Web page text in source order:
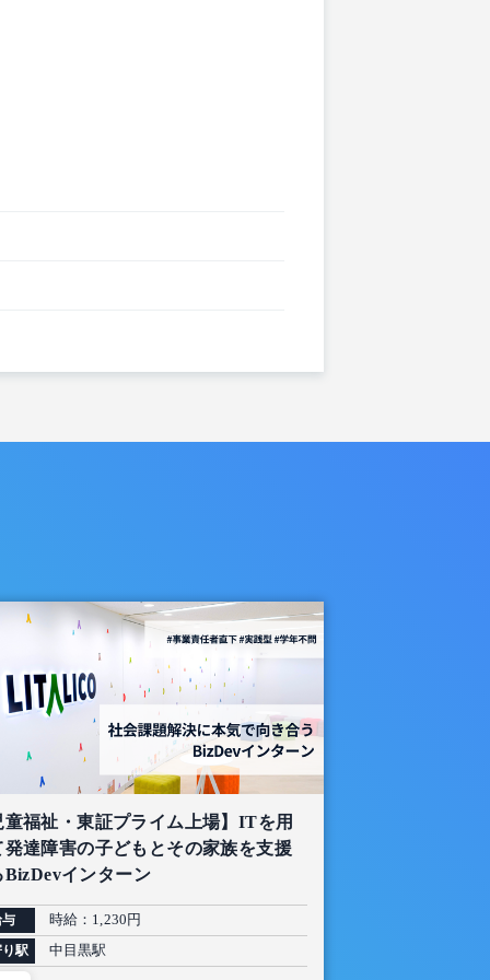
童福祉・東証プライム上場】ITを用
発達障害の子どもとその家族を支援
BizDevインターン
時給：1,230円
駅 中目黒駅